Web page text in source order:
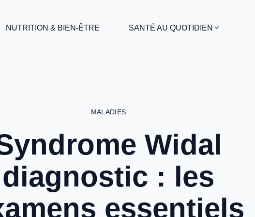
NUTRITION & BIEN-ÊTRE SANTÉ AU QUOTIDIEN
MALADIES
Widal
diagnostic : les
essentiels